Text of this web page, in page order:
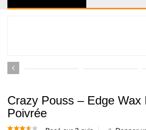
Crazy Pouss – Edge Wax
Poivrée